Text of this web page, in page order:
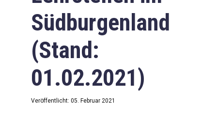
Südburgenland
(Stand:
01.02.2021)
Veröffentlicht: 05. Februar 2021